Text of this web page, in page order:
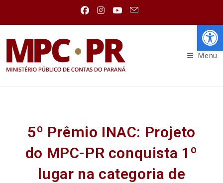
Menu
5º Prêmio INAC: Projeto
do MPC-PR conquista 1º
lugar na categoria de